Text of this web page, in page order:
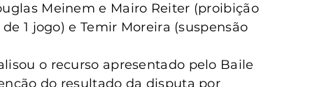
Meinem e Mairo Reiter (proibição
1 jogo) e Temir Moreira (suspensão
o recurso apresentado pelo Baile
do resultado da disputa por